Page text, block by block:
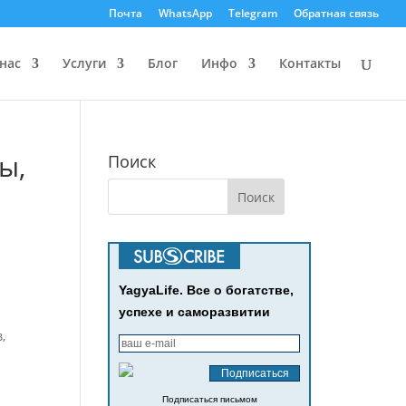
Почта WhatsApp Telegram Обратная связь
Услуги Блог Инфо Контакты
Поиск
YagyaLife. Все о богатстве,
успехе и саморазвитии
Подписаться письмом